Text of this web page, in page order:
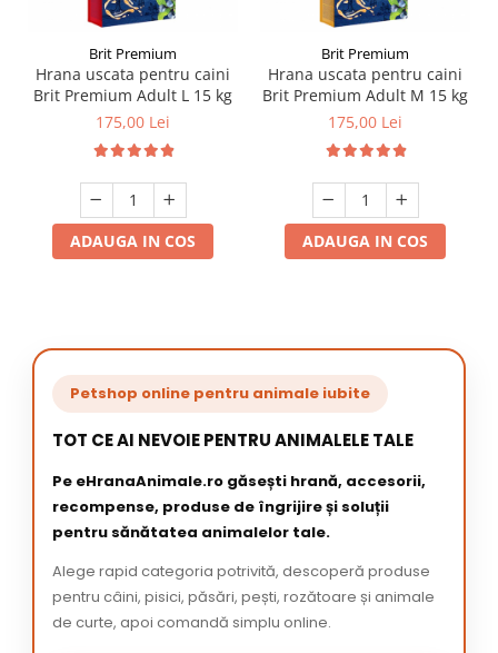
Brit Premium
Hrana uscata pentru caini
Brit Premium Adult L 15 kg
175,00 Lei
ADAUGA IN COS
Brit Premium
Hrana uscata pentru caini
Brit Premium Adult M 15 kg
175,00 Lei
ADAUGA IN COS
Petshop online pentru animale iubite
TOT CE AI NEVOIE PENTRU ANIMALELE TALE
Pe eHranaAnimale.ro găsești hrană, accesorii,
recompense, produse de îngrijire și soluții
pentru sănătatea animalelor tale.
Alege rapid categoria potrivită, descoperă produse
pentru câini, pisici, păsări, pești, rozătoare și animale
de curte, apoi comandă simplu online.